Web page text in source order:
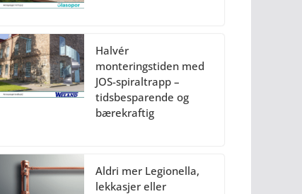
Halvér
monteringstiden med
JOS-spiraltrapp –
tidsbesparende og
bærekraftig
Aldri mer Legionella,
lekkasjer eller